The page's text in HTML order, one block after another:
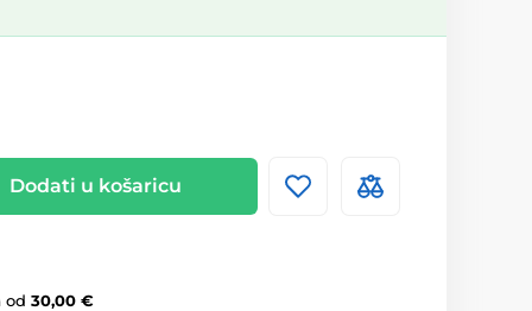
Dodati u košaricu
od 30,00 €